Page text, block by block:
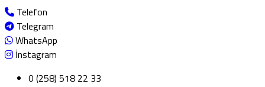
Telefon
Telegram
WhatsApp
İnstagram
0 (258) 518 22 33